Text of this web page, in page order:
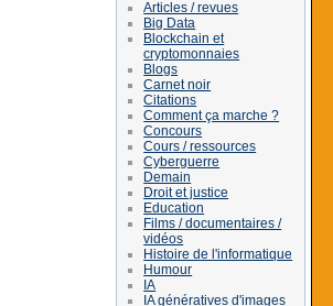
Articles / revues
Big Data
Blockchain et
cryptomonnaies
Blogs
Carnet noir
Citations
Comment ça marche ?
Concours
Cours / ressources
Cyberguerre
Demain
Droit et justice
Education
Films / documentaires /
vidéos
Histoire de l'informatique
Humour
IA
IA génératives d'images